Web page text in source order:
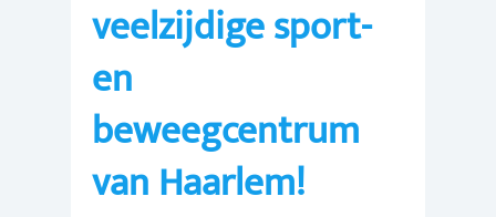
veelzijdige sport-
en
beweegcentrum
van Haarlem!